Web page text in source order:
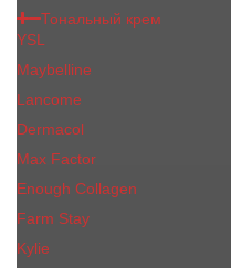
Тональный крем
YSL
Maybelline
Lancome
Dermacol
Max Factor
Enough Collagen
Farm Stay
Kylie